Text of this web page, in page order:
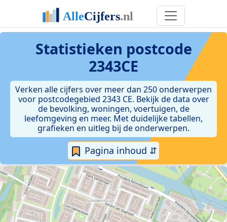
Statistieken postcode
2343CE
Verken alle cijfers over meer dan 250 onderwerpen
voor postcodegebied 2343 CE. Bekijk de data over
de bevolking, woningen, voertuigen, de
leefomgeving en meer. Met duidelijke tabellen,
grafieken en uitleg bij de onderwerpen.
Pagina inhoud ⇵